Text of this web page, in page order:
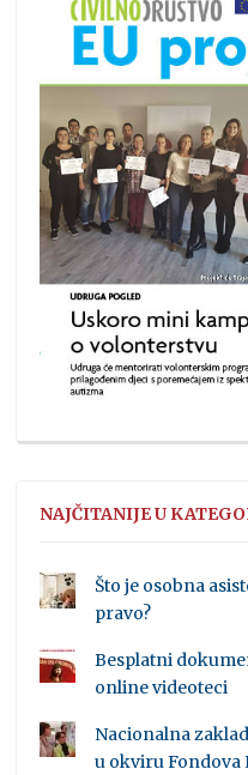
NAJČITANIJE U
Što je osobna
pravo?
Besplatni
online videoteci
Nacionalna
u okviru Fondova